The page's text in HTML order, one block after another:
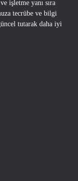
işletme yanı sıra
tecrübe ve bilgi
tutarak daha iyi